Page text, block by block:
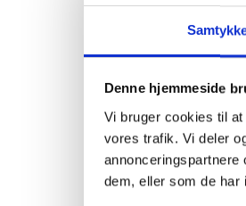
Denne hjemmeside
Vi bruger cookies til
vores trafik. Vi deler
annonceringspartnere
dem, eller som de har
Beskrivelse
Levering og